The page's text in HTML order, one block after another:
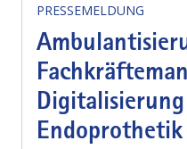
PRESSEMELDUNG
Endoprothetik